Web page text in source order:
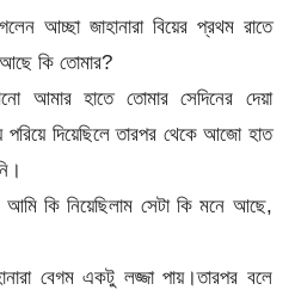
আচ্ছা জাহানারা বিয়ের প্রথম রাতে
আছে কি তোমার?
হাতে তোমার সেদিনের দেয়া
দিয়েছিলে তারপর থেকে আজো হাত
কি নিয়েছিলাম সেটা কি মনে আছে,
বেগম একটু লজ্জা পায়।তারপর বলে